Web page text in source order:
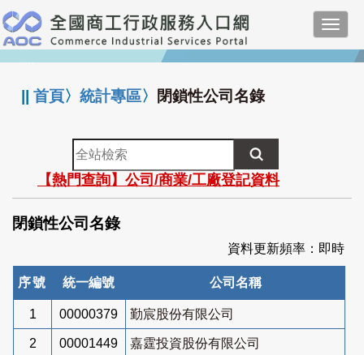
跳
到
主
要
:::
||首頁〉統計專區〉 閉鎖性公司名錄
全
站
檢
索
【熱門查詢】公司/商業/工廠登記資料
閉鎖性公司名錄
資料更新頻率：即時
序號 統一編號 公司名稱
1 00000379 勤宸股份有限公司
2 00001449 嘉霆投資股份有限公司